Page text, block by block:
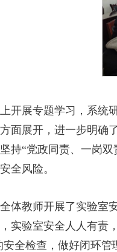
开展专题学习，系统
面展开，进一步明确
持“党政同责、一岗
全风险。
体教师开展了实验室
实验室安全人人有责
全检查，做好闭环管